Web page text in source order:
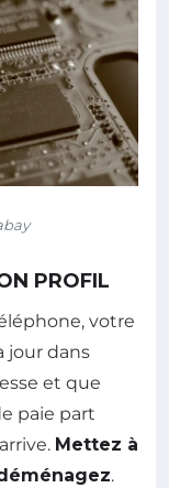
PROFIL
votre
jour dans
et que
paie part
Mettez à
.